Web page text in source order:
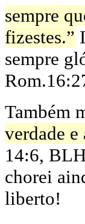
sempre
fizestes.”
sempre
Também
verdade
14:6,
chorei
liberto!